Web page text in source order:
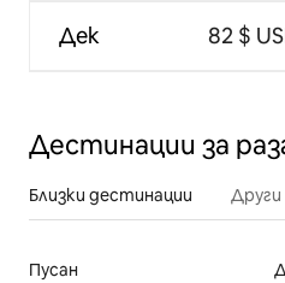
Дек 82 $
Дестинации за
Близки дестинации
Пусан